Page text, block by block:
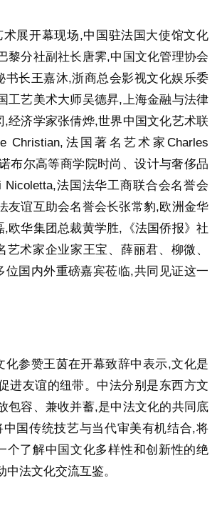
术展开幕现场,中国驻法国大使馆文化
黎分社副社长唐霁,中国文化管理协会
书长王嘉沐,浙商总会影视文化娱乐委
工艺美术大师吴德昇,上海金融与法律
,经济学家张倩烨,世界中国文化艺术联
Christian,法国著名艺术家Charles
布尔高等商学院时尚、设计与奢侈品
Nicoletta,法国法华工商联合会名誉会
友谊互助会名誉会长张常豹,欧洲金华
,欧华集团总裁黄学胜,《法国侨报》社
艺术家企业家王宝、薛丽君、柳微、
位国内外重磅嘉宾莅临,共同见证这一
化参赞王茵在开幕致辞中表示,文化是
进友谊的纽带。中法分别是东西方文
包容、兼收并蓄,是中法文化的共同底
中国传统技艺与当代审美有机结合,将
个了解中国文化多样性和创新性的绝
法文化交流互鉴。